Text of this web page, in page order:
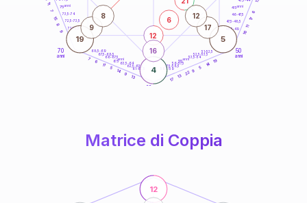
50
anni
60
70
anni
46-47,5
47,5-48,5
48,5-49
51-52,5
52,5-53,5
53,5-54
56-57,5
57,5-58,5
58,5-59
61-62,5
62,5-63,5
63,5-64
66-67,5
67,5-68,5
68,5-69
71-72,5
72,5-73,5
73,5-74
6
17
11
16
19
14
5
9
22
13
17
13
9
14
5
11
6
7
9
8
15
7
11
4
19 5
12
6
16
9
8
17
12
45anni
55anni
65anni
75anni
Matrice di Coppia
12